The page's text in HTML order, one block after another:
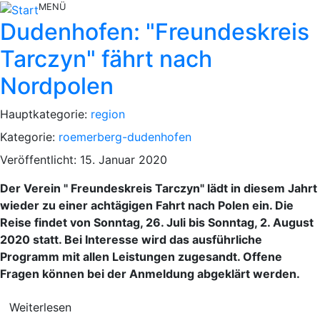
MENÜ
Dudenhofen: "Freundeskreis
Tarczyn" fährt nach
Nordpolen
Hauptkategorie: region
Kategorie: roemerberg-dudenhofen
Veröffentlicht: 15. Januar 2020
Der Verein " Freundeskreis Tarczyn" lädt in diesem Jahrt
wieder zu einer achtägigen Fahrt nach Polen ein. Die
Reise findet von Sonntag, 26. Juli bis Sonntag, 2. August
2020 statt. Bei Interesse wird das ausführliche
Programm mit allen Leistungen zugesandt. Offene
Fragen können bei der Anmeldung abgeklärt werden.
Weiterlesen